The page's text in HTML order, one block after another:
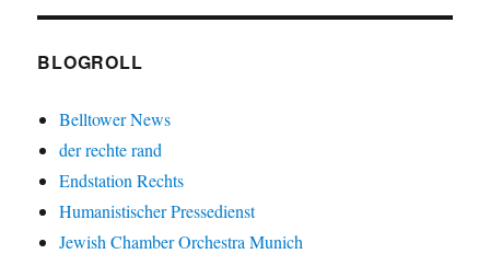
BLOGROLL
Belltower News
der rechte rand
Endstation Rechts
Humanistischer Pressedienst
Jewish Chamber Orchestra Munich